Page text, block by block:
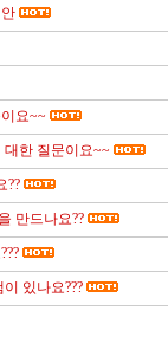
요~~
대한 질문이요~~
??
만드나요??
있나요???